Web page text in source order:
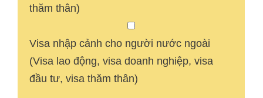
thăm thân)
Visa nhập cảnh cho người nước ngoài
(Visa lao động, visa doanh nghiệp, visa
đầu tư, visa thăm thân)